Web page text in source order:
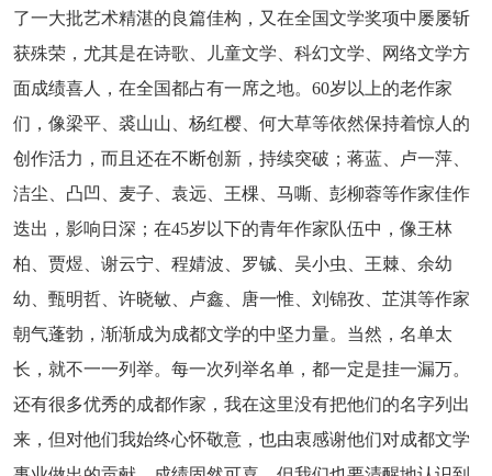
校园文学 其他阅读 文学访谈 作家新作
新书快讯
服务
入会须知 会员管理 文学奖项 报刊联盟
四川文学 星星诗刊 当代文坛 四川作家报
公告公示
公告公示 讣告 征稿启事 新会员发展名单
人事考试
了一大批艺术精湛的良篇佳构，又在全国文学奖项中屡屡斩
获殊荣，尤其是在诗歌、儿童文学、科幻文学、网络文学方
面成绩喜人，在全国都占有一席之地。60岁以上的老作家
们，像梁平、裘山山、杨红樱、何大草等依然保持着惊人的
创作活力，而且还在不断创新，持续突破；蒋蓝、卢一萍、
洁尘、凸凹、麦子、袁远、王棵、马嘶、彭柳蓉等作家佳作
迭出，影响日深；在45岁以下的青年作家队伍中，像王林
柏、贾煜、谢云宁、程婧波、罗铖、吴小虫、王棘、余幼
幼、甄明哲、许晓敏、卢鑫、唐一惟、刘锦孜、芷淇等作家
朝气蓬勃，渐渐成为成都文学的中坚力量。当然，名单太
长，就不一一列举。每一次列举名单，都一定是挂一漏万。
还有很多优秀的成都作家，我在这里没有把他们的名字列出
来，但对他们我始终心怀敬意，也由衷感谢他们对成都文学